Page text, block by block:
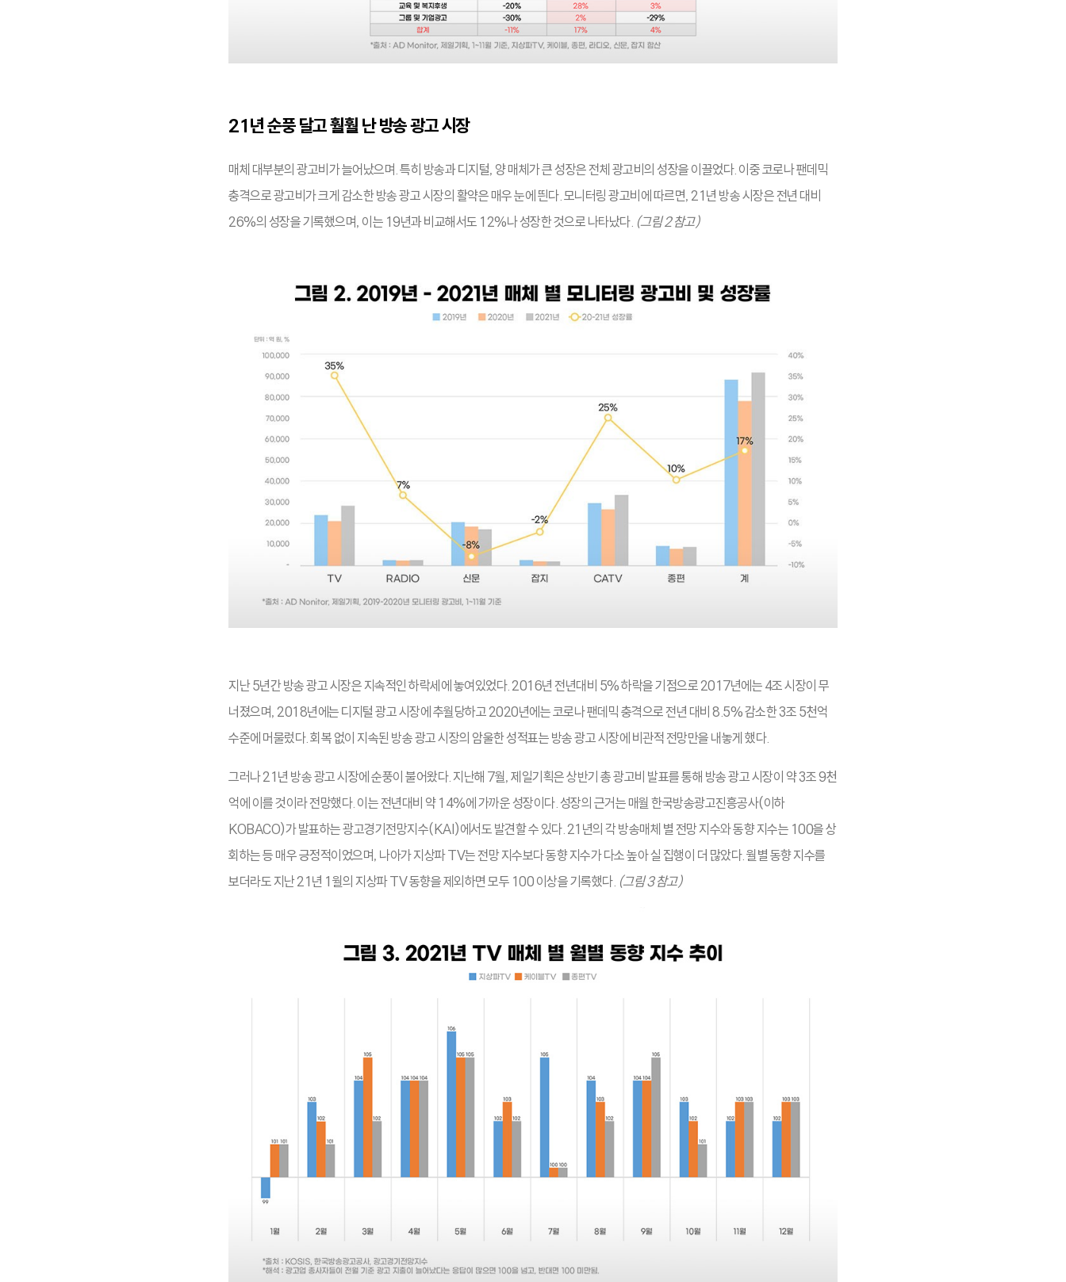
21년 순풍 달고 훨훨 난 방송 광고 시장
매체 대부분의 광고비가 늘어났으며. 특히 방송과 디지털, 양 매체가 큰 성장은 전체 광고비의 성장을 이끌었다. 이중 코로나 팬데믹
충격으로 광고비가 크게 감소한 방송 광고 시장의 활약은 매우 눈에 띈다. 모니터링 광고비에 따르면, 21년 방송 시장은 전년 대비
26%의 성장을 기록했으며, 이는 19년과 비교해서도 12%나 성장한 것으로 나타났다. (그림 2 참고)
지난 5년간 방송 광고 시장은 지속적인 하락세에 놓여있었다. 2016년 전년대비 5% 하락을 기점으로 2017년에는 4조 시장이 무
너졌으며, 2018년에는 디지털 광고 시장에 추월당하고 2020년에는 코로나 팬데믹 충격으로 전년 대비 8.5% 감소한 3조 5천억
수준에 머물렀다. 회복 없이 지속된 방송 광고 시장의 암울한 성적표는 방송 광고 시장에 비관적 전망만을 내놓게 했다.
그러나 21년 방송 광고 시장에 순풍이 불어왔다. 지난해 7월, 제일기획은 상반기 총 광고비 발표를 통해 방송 광고 시장이 약 3조 9천
억에 이를 것이라 전망했다. 이는 전년대비 약 14%에 가까운 성장이다. 성장의 근거는 매월 한국방송광고진흥공사(이하
KOBACO)가 발표하는 광고경기전망지수(KAI)에서도 발견할 수 있다. 21년의 각 방송매체 별 전망 지수와 동향 지수는 100을 상
회하는 등 매우 긍정적이었으며, 나아가 지상파 TV는 전망 지수보다 동향 지수가 다소 높아 실 집행이 더 많았다. 월별 동향 지수를
보더라도 지난 21년 1월의 지상파 TV 동향을 제외하면 모두 100 이상을 기록했다. (그림 3 참고)